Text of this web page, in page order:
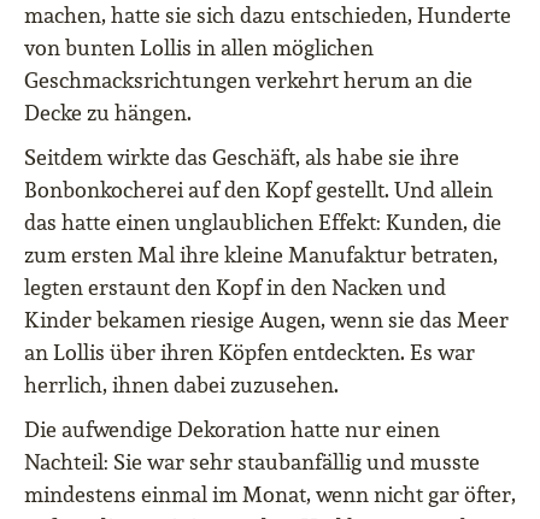
machen, hatte sie sich dazu entschieden, Hunderte
von bunten Lollis in allen möglichen
Geschmacksrichtungen verkehrt herum an die
Decke zu hängen.
Seitdem wirkte das Geschäft, als habe sie ihre
Bonbonkocherei auf den Kopf gestellt. Und allein
das hatte einen unglaublichen Effekt: Kunden, die
zum ersten Mal ihre kleine Manufaktur betraten,
legten erstaunt den Kopf in den Nacken und
Kinder bekamen riesige Augen, wenn sie das Meer
an Lollis über ihren Köpfen entdeckten. Es war
herrlich, ihnen dabei zuzusehen.
Die aufwendige Dekoration hatte nur einen
Nachteil: Sie war sehr staubanfällig und musste
mindestens einmal im Monat, wenn nicht gar öfter,